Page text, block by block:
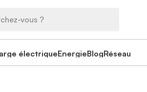
vous ?
électriqueEnergieBlogRéseau